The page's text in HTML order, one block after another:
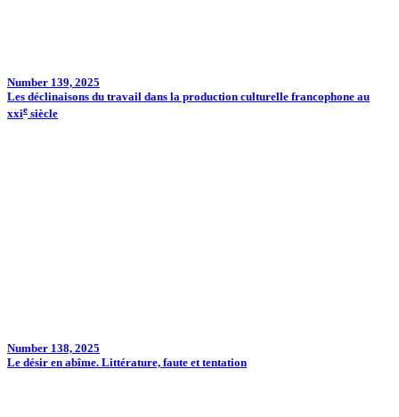
Number 139, 2025
Les déclinaisons du travail dans la production culturelle francophone au
xxie siècle
Number 138, 2025
Le désir en abîme. Littérature, faute et tentation